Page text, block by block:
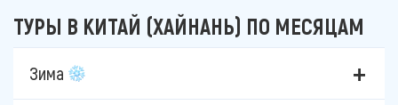
ТУРЫ В КИТАЙ (ХАЙНАНЬ) ПО МЕСЯЦАМ
Зима